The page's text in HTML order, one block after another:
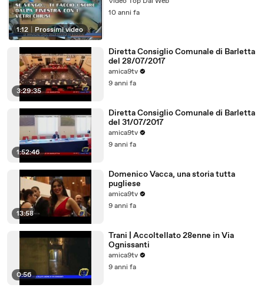
1:12 Prossimi video
10 anni fa
3:29:35
Diretta Consiglio Comunale di Barletta
del 28/07/2017
amica9tv
9 anni fa
1:52:46
Diretta Consiglio Comunale di Barletta
del 31/07/2017
amica9tv
9 anni fa
13:58
Domenico Vacca, una storia tutta
pugliese
amica9tv
9 anni fa
0:56
Trani | Accoltellato 28enne in Via
Ognissanti
amica9tv
9 anni fa